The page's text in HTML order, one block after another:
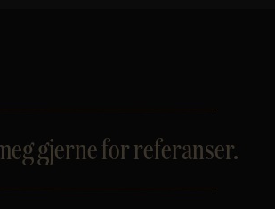
gjerne for referanser.